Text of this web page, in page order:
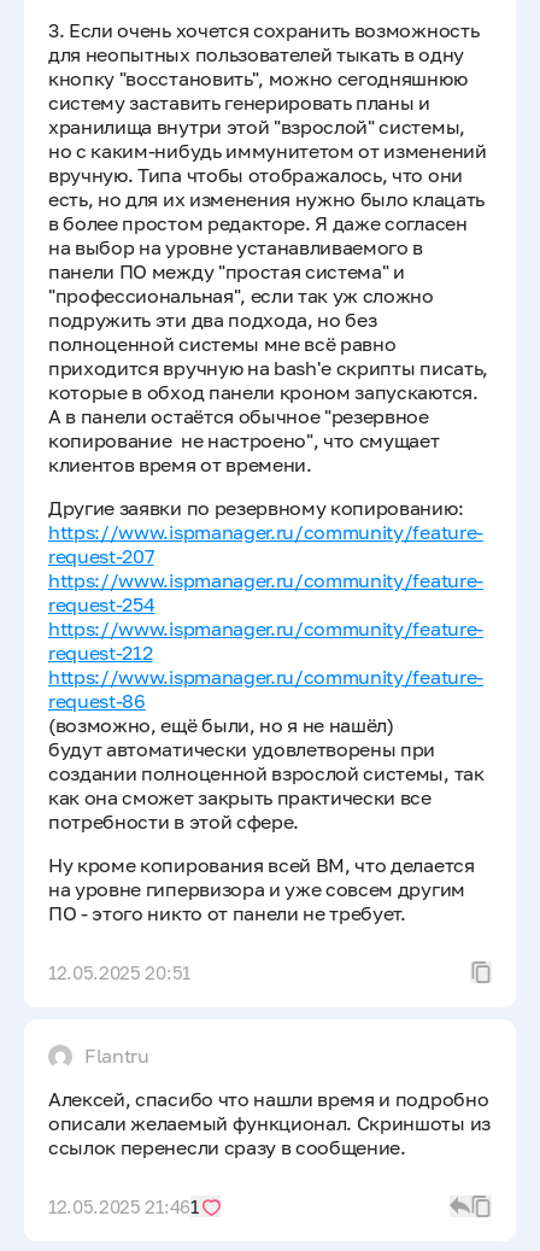
3. Если очень хочется сохранить возможность
для неопытных пользователей тыкать в одну
кнопку "восстановить", можно сегодняшнюю
систему заставить генерировать планы и
хранилища внутри этой "взрослой" системы,
но с каким-нибудь иммунитетом от изменений
вручную. Типа чтобы отображалось, что они
есть, но для их изменения нужно было клацать
в более простом редакторе. Я даже согласен
на выбор на уровне устанавливаемого в
панели ПО между "простая система" и
"профессиональная", если так уж сложно
подружить эти два подхода, но без
полноценной системы мне всё равно
приходится вручную на bash'е скрипты писать,
которые в обход панели кроном запускаются.
А в панели остаётся обычное "резервное
копирование не настроено", что смущает
клиентов время от времени.
Другие заявки по резервному копированию:
https://www.ispmanager.ru/community/feature-
request-207
https://www.ispmanager.ru/community/feature-
request-254
https://www.ispmanager.ru/community/feature-
request-212
https://www.ispmanager.ru/community/feature-
request-86
(возможно, ещё были, но я не нашёл)
будут автоматически удовлетворены при
создании полноценной взрослой системы, так
как она сможет закрыть практически все
потребности в этой сфере.
Ну кроме копирования всей ВМ, что делается
на уровне гипервизора и уже совсем другим
ПО - этого никто от панели не требует.
12.05.2025 20:51
Flantru
Алексей, спасибо что нашли время и подробно
описали желаемый функционал. Скриншоты из
ссылок перенесли сразу в сообщение.
12.05.2025 21:461